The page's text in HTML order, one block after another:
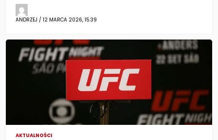
ANDRZEJ / 12 MARCA 2026, 15:39
AKTUALNOŚCI